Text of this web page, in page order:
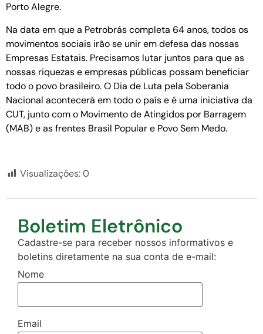
Porto Alegre.
Na data em que a Petrobrás completa 64 anos, todos os
movimentos sociais irão se unir em defesa das nossas
Empresas Estatais. Precisamos lutar juntos para que as
nossas riquezas e empresas públicas possam beneficiar
todo o povo brasileiro. O Dia de Luta pela Soberania
Nacional acontecerá em todo o país e é uma iniciativa da
CUT, junto com o Movimento de Atingidos por Barragem
(MAB) e as frentes Brasil Popular e Povo Sem Medo.
Visualizações:0
Boletim Eletrônico
Cadastre-se para receber nossos informativos e
boletins diretamente na sua conta de e-mail:
Nome
Email